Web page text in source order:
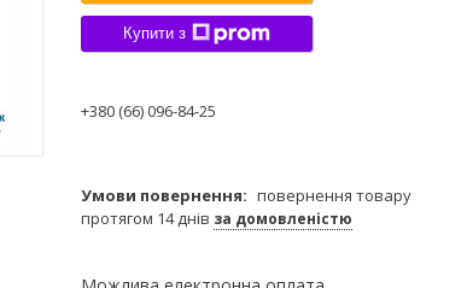
Купити з
+380 (66) 096-84-25
повернення товару
протягом 14 днів за домовленістю